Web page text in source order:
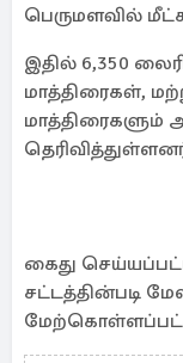
பெருமளவில்
இதில் 6,350
மாத்திரைகள்,
மாத்திரைகளும்
கைது
சட்டத்தின்படி
மேற்கொள்ளப்பட்டு